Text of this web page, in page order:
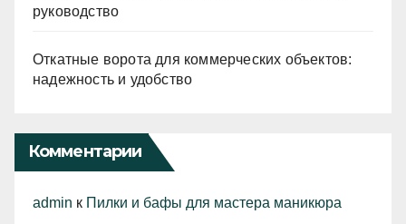
руководство
Откатные ворота для коммерческих объектов:
надежность и удобство
Комментарии
admin к Пилки и бафы для мастера маникюра